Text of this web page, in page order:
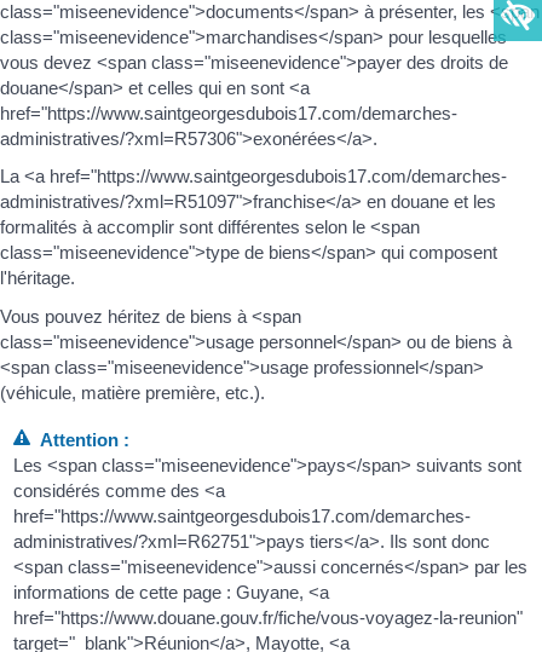
class="miseenevidence">documents</span> à présenter, les <span
class="miseenevidence">marchandises</span> pour lesquelles
vous devez <span class="miseenevidence">payer des droits de
douane</span> et celles qui en sont <a
href="https://www.saintgeorgesdubois17.com/demarches-
administratives/?xml=R57306">exonérées</a>.
La <a href="https://www.saintgeorgesdubois17.com/demarches-
administratives/?xml=R51097">franchise</a> en douane et les
formalités à accomplir sont différentes selon le <span
class="miseenevidence">type de biens</span> qui composent
l'héritage.
Vous pouvez héritez de biens à <span
class="miseenevidence">usage personnel</span> ou de biens à
<span class="miseenevidence">usage professionnel</span>
(véhicule, matière première, etc.).
Attention :
Les <span class="miseenevidence">pays</span> suivants sont
considérés comme des <a
href="https://www.saintgeorgesdubois17.com/demarches-
administratives/?xml=R62751">pays tiers</a>. Ils sont donc
<span class="miseenevidence">aussi concernés</span> par les
informations de cette page : Guyane, <a
href="https://www.douane.gouv.fr/fiche/vous-voyagez-la-reunion"
target="_blank">Réunion</a>, Mayotte, <a